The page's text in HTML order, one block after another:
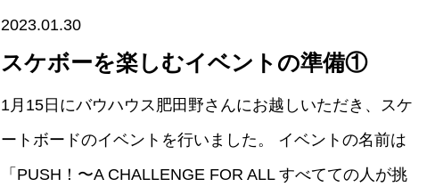
2023.01.30
スケボーを楽しむイベントの準備①
1月15日にバウハウス肥田野さんにお越しいただき、スケ
ートボードのイベントを行いました。 イベントの名前は
「PUSH！〜A CHALLENGE FOR ALL すべてての人が挑